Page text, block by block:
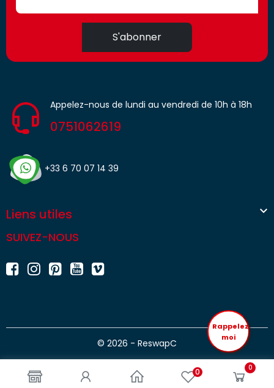
0 0
S'abonner
Appelez-nous de lundi au vendredi de 10h à 18h
0751062619
+33 6 70 07 14 39
Liens utiles 
SUIVEZ-NOUS
© 2026 - ReswapC
Rappelez
moi